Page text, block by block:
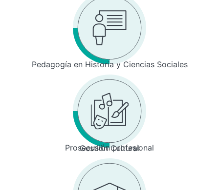
Pedagogía en Historia y Ciencias Sociales
Prosecusión profesional
Gestión Cultural